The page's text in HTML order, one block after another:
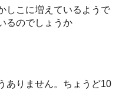
しこに増えているようで
るのでしょうか
ありません。ちょうど10